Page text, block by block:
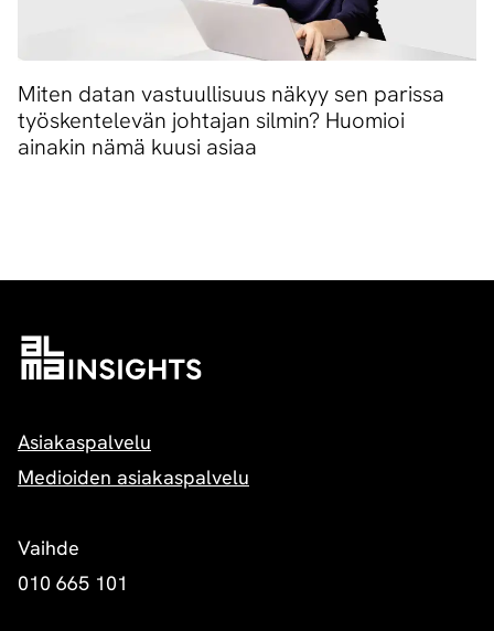
Miten datan vastuullisuus näkyy sen parissa
työskentelevän johtajan silmin? Huomioi
ainakin nämä kuusi asiaa
Asiakaspalvelu
Medioiden asiakaspalvelu
Vaihde
010 665 101